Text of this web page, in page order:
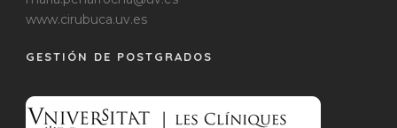
www.cirubuca.uv.es
GESTIÓN DE POSTGRADOS